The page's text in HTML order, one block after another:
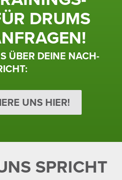
DRUMS
ÜBER DEINE NACH­
UNS HIER!
SPRICHT